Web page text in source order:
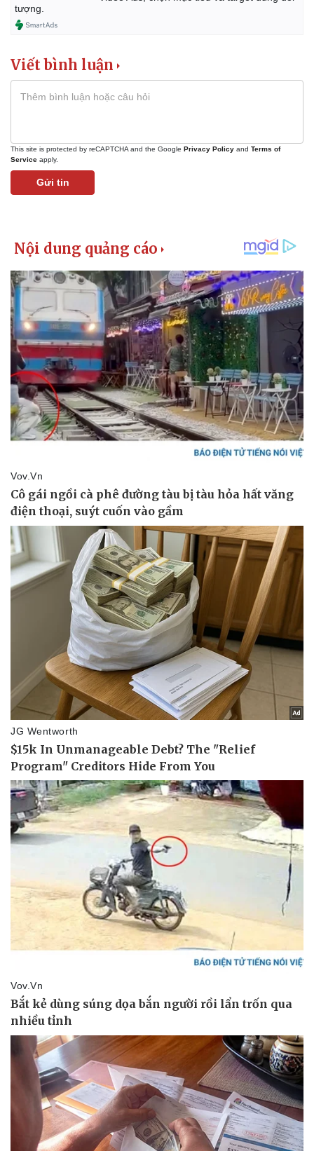
Pháp luật
Quân sự - Quốc phòng
Vũ khí
Việt Nam
Phân tích
tượng.
Viết bình luận
This site is protected by reCAPTCHA and the Google Privacy Policy and Terms of
Service apply.
Gửi tin